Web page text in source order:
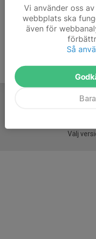
Välj
Vi använder oss
webbplats ska
även för
Så